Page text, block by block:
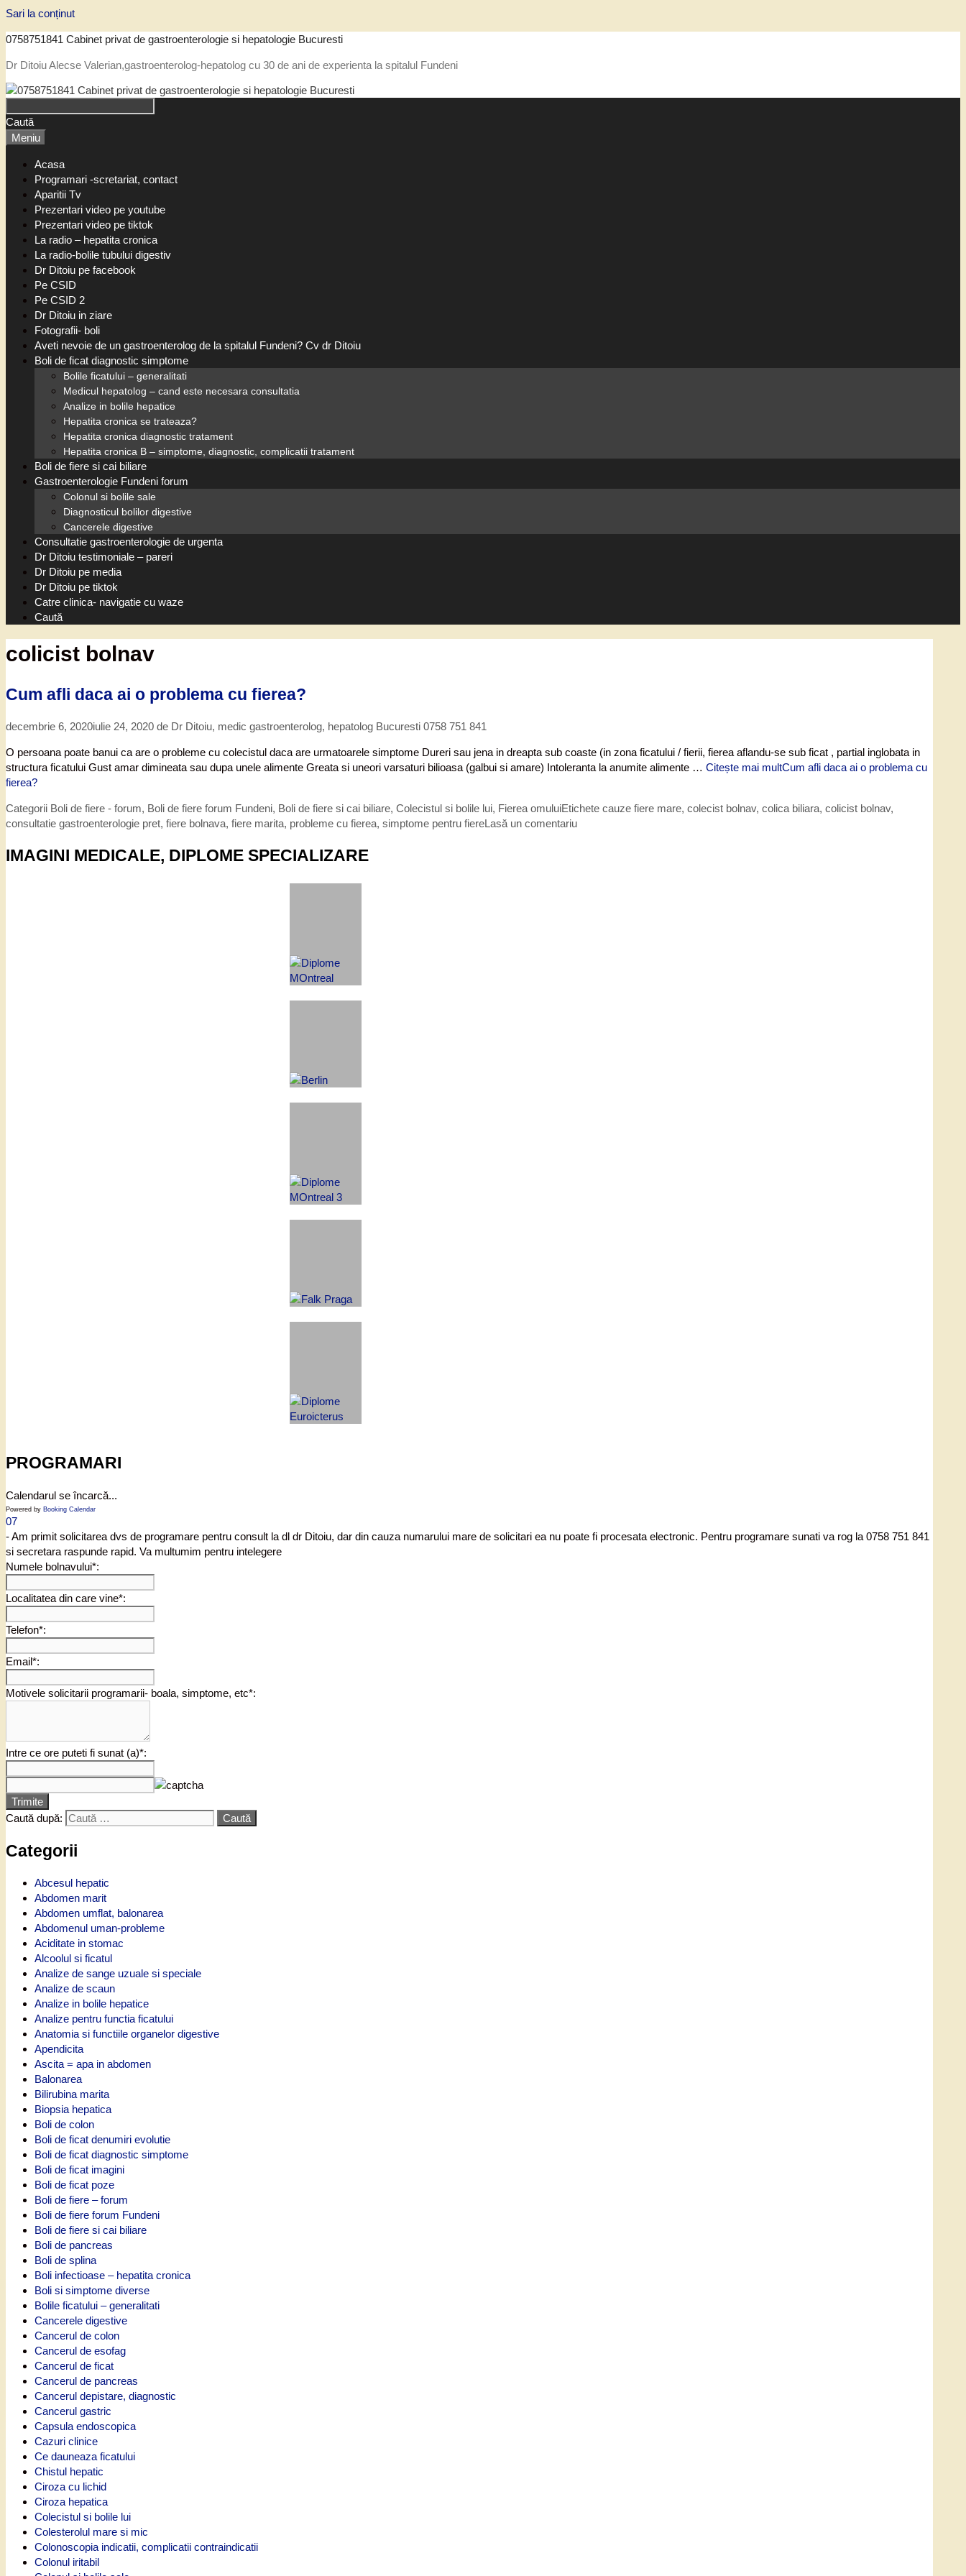
Sari la conținut
0758751841 Cabinet privat de gastroenterologie si hepatologie Bucuresti
Dr Ditoiu Alecse Valerian,gastroenterolog-hepatolog cu 30 de ani de experienta la spitalul Fundeni
Caută
Meniu
Acasa
Programari -scretariat, contact
Aparitii Tv
Prezentari video pe youtube
Prezentari video pe tiktok
La radio – hepatita cronica
La radio-bolile tubului digestiv
Dr Ditoiu pe facebook
Pe CSID
Pe CSID 2
Dr Ditoiu in ziare
Fotografii- boli
Aveti nevoie de un gastroenterolog de la spitalul Fundeni? Cv dr Ditoiu
Boli de ficat diagnostic simptome
Bolile ficatului – generalitati
Medicul hepatolog – cand este necesara consultatia
Analize in bolile hepatice
Hepatita cronica se trateaza?
Hepatita cronica diagnostic tratament
Hepatita cronica B – simptome, diagnostic, complicatii tratament
Boli de fiere si cai biliare
Gastroenterologie Fundeni forum
Colonul si bolile sale
Diagnosticul bolilor digestive
Cancerele digestive
Consultatie gastroenterologie de urgenta
Dr Ditoiu testimoniale – pareri
Dr Ditoiu pe media
Dr Ditoiu pe tiktok
Catre clinica- navigatie cu waze
Caută
colicist bolnav
Cum afli daca ai o problema cu fierea?
decembrie 6, 2020iulie 24, 2020 de Dr Ditoiu, medic gastroenterolog, hepatolog Bucuresti 0758 751 841
O persoana poate banui ca are o probleme cu colecistul daca are urmatoarele simptome Dureri sau jena in dreapta sub coaste (in zona ficatului / fierii, fierea aflandu-se sub ficat , partial inglobata in
structura ficatului Gust amar dimineata sau dupa unele alimente Greata si uneori varsaturi bilioasa (galbui si amare) Intoleranta la anumite alimente … Citește mai multCum afli daca ai o problema cu
fierea?
Categorii Boli de fiere - forum, Boli de fiere forum Fundeni, Boli de fiere si cai biliare, Colecistul si bolile lui, Fierea omuluiEtichete cauze fiere mare, colecist bolnav, colica biliara, colicist bolnav,
consultatie gastroenterologie pret, fiere bolnava, fiere marita, probleme cu fierea, simptome pentru fiereLasă un comentariu
IMAGINI MEDICALE, DIPLOME SPECIALIZARE
PROGRAMARI
Calendarul se încarcă...
Powered by Booking Calendar
07
- Am primit solicitarea dvs de programare pentru consult la dl dr Ditoiu, dar din cauza numarului mare de solicitari ea nu poate fi procesata electronic. Pentru programare sunati va rog la 0758 751 841
si secretara raspunde rapid. Va multumim pentru intelegere
Numele bolnavului*:
Localitatea din care vine*:
Telefon*:
Email*:
Motivele solicitarii programarii- boala, simptome, etc*:
Intre ce ore puteti fi sunat (a)*:
Trimite
Caută după:
Categorii
Abcesul hepatic
Abdomen marit
Abdomen umflat, balonarea
Abdomenul uman-probleme
Aciditate in stomac
Alcoolul si ficatul
Analize de sange uzuale si speciale
Analize de scaun
Analize in bolile hepatice
Analize pentru functia ficatului
Anatomia si functiile organelor digestive
Apendicita
Ascita = apa in abdomen
Balonarea
Bilirubina marita
Biopsia hepatica
Boli de colon
Boli de ficat denumiri evolutie
Boli de ficat diagnostic simptome
Boli de ficat imagini
Boli de ficat poze
Boli de fiere – forum
Boli de fiere forum Fundeni
Boli de fiere si cai biliare
Boli de pancreas
Boli de splina
Boli infectioase – hepatita cronica
Boli si simptome diverse
Bolile ficatului – generalitati
Cancerele digestive
Cancerul de colon
Cancerul de esofag
Cancerul de ficat
Cancerul de pancreas
Cancerul depistare, diagnostic
Cancerul gastric
Capsula endoscopica
Cazuri clinice
Ce dauneaza ficatului
Chistul hepatic
Ciroza cu lichid
Ciroza hepatica
Colecistul si bolile lui
Colesterolul mare si mic
Colonoscopia indicatii, complicatii contraindicatii
Colonul iritabil